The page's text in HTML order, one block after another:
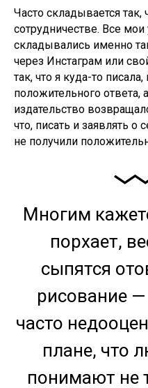
Часто складывается
сотрудничестве. Все
складывались именно
через Инстаграм или
так, что я куда-то
положительного ответа,
издательство
что, писать и заявлять
не получили
Многим
порхает,
сыпятся
рисование
часто
плане, что
понимают не